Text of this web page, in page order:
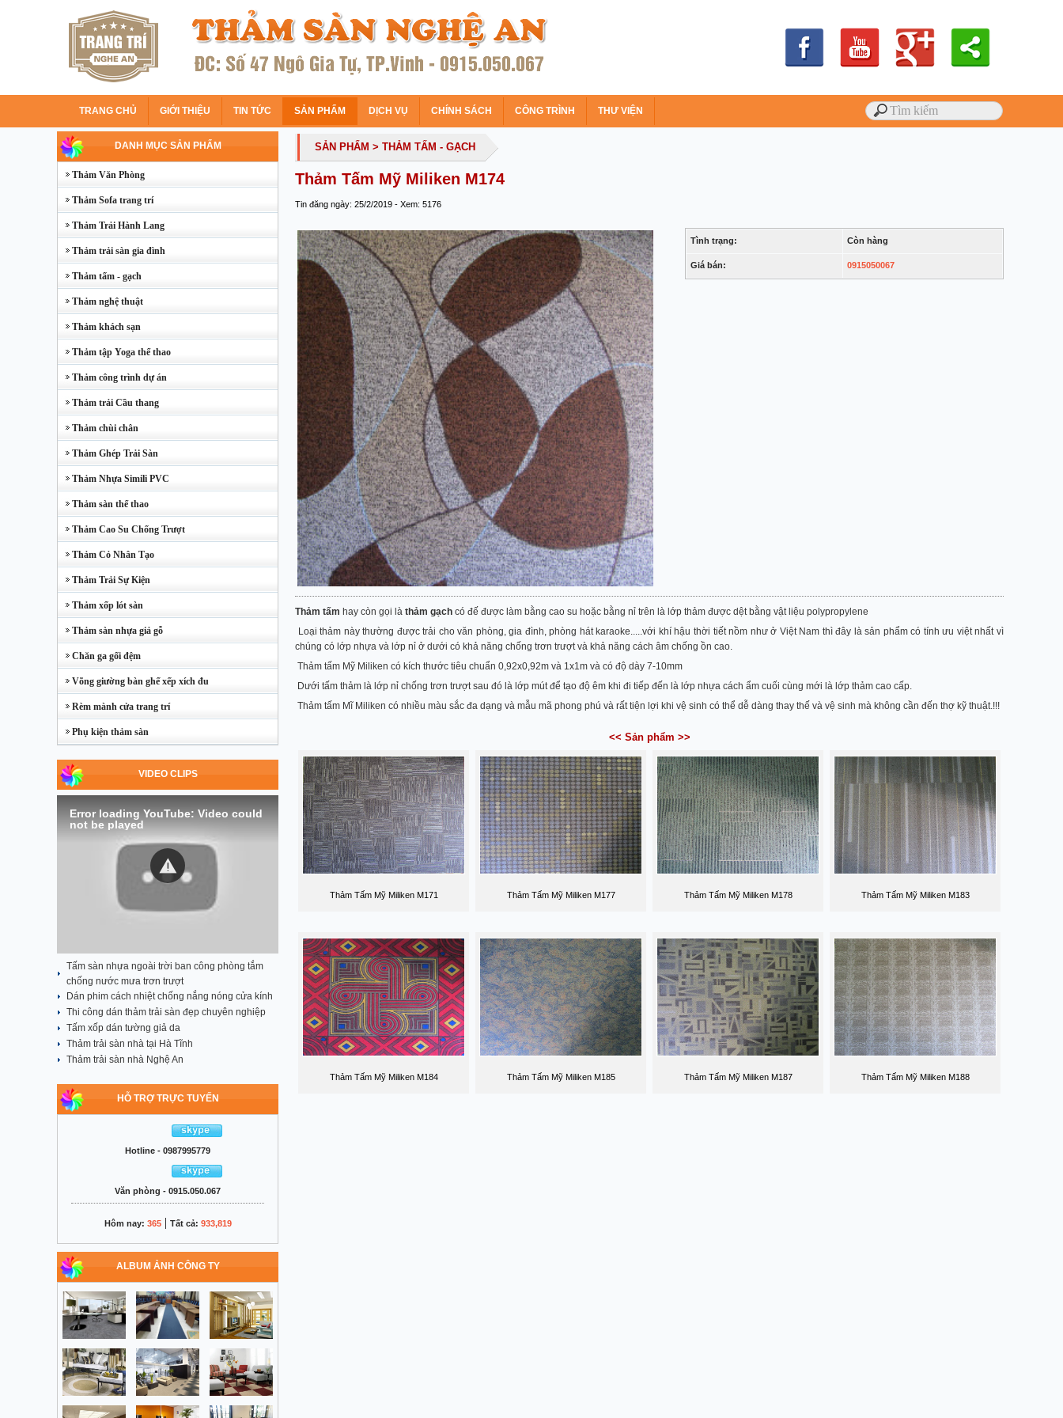
TRANG CHỦ GIỚI THIỆU TIN TỨC SẢN PHẨM DỊCH VỤ CHÍNH SÁCH CÔNG TRÌNH THƯ VIỆN
DANH MỤC SẢN PHẨM
Thảm Văn Phòng
Thảm Sofa trang trí
Thảm Trải Hành Lang
Thảm trải sàn gia đình
Thảm tấm - gạch
Thảm nghệ thuật
Thảm khách sạn
Thảm tập Yoga thể thao
Thảm công trình dự án
Thảm trải Cầu thang
Thảm chùi chân
Thảm Ghép Trải Sàn
Thảm Nhựa Simili PVC
Thảm sàn thể thao
Thảm Cao Su Chống Trượt
Thảm Cỏ Nhân Tạo
Thảm Trải Sự Kiện
Thảm xốp lót sàn
Thảm sàn nhựa giả gỗ
Chăn ga gối đệm
Võng giường bàn ghế xếp xích đu
Rèm mành cửa trang trí
Phụ kiện thảm sàn
VIDEO CLIPS
Error loading YouTube: Video could
not be played
Tấm sàn nhựa ngoài trời ban công phòng tắm
chống nước mưa trơn trượt
Dán phim cách nhiệt chống nắng nóng cửa kính
Thi công dán thảm trải sàn đẹp chuyên nghiệp
Tấm xốp dán tường giả da
Thảm trải sàn nhà tại Hà Tĩnh
Thảm trải sàn nhà Nghệ An
HỖ TRỢ TRỰC TUYẾN
Hotline - 0987995779
Văn phòng - 0915.050.067
Hôm nay: 365| Tất cả: 933,819
ALBUM ẢNH CÔNG TY
SẢN PHẨM > THẢM TẤM - GẠCH
Thảm Tấm Mỹ Miliken M174
Tin đăng ngày: 25/2/2019 - Xem: 5176
Tình trạng: Còn hàng
Giá bán: 0915050067
Thảm tấm hay còn gọi là thảm gạch có đế được làm bằng cao su hoặc bằng nỉ trên là lớp thảm được dệt bằng vật liệu polypropylene
Loại thảm này thường được trải cho văn phòng, gia đình, phòng hát karaoke.....với khí hậu thời tiết nồm như ở Việt Nam thì đây là sản phẩm có tính ưu việt nhất vì
chúng có lớp nhựa và lớp nỉ ở dưới có khả năng chống trơn trượt và khả năng cách âm chống ồn cao.
Thảm tấm Mỹ Miliken có kích thước tiêu chuẩn 0,92x0,92m và 1x1m và có độ dày 7-10mm
Dưới tấm thảm là lớp nỉ chống trơn trượt sau đó là lớp mút để tạo độ êm khi đi tiếp đến là lớp nhựa cách ẩm cuối cùng mới là lớp thảm cao cấp.
Thảm tấm Mĩ Miliken có nhiều màu sắc đa dạng và mẫu mã phong phú và rất tiện lợi khi vệ sinh có thể dễ dàng thay thế và vệ sinh mà không cần đến thợ kỹ thuật.!!!
<< Sản phẩm >>
Thảm Tấm Mỹ Miliken M171 Thảm Tấm Mỹ Miliken M177 Thảm Tấm Mỹ Miliken M178 Thảm Tấm Mỹ Miliken M183
Thảm Tấm Mỹ Miliken M184 Thảm Tấm Mỹ Miliken M185 Thảm Tấm Mỹ Miliken M187 Thảm Tấm Mỹ Miliken M188